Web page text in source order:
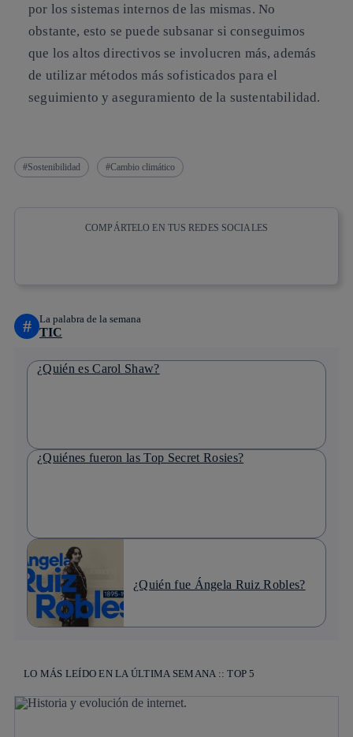
por los sistemas internos de las mismas. No
obstante, esto se puede subsanar si conseguimos
que los altos directivos se involucren más, además
de utilizar métodos más sofisticados para el
seguimiento y aseguramiento de la sustentabilidad.
Sostenibilidad Cambio climático
COMPÁRTELO EN TUS REDES SOCIALES
# La palabra de la semana
TIC
¿Quién es Carol Shaw?
¿Quiénes fueron las Top Secret Rosies?
¿Quién fue Ángela Ruiz Robles?
LO MÁS LEÍDO EN LA ÚLTIMA SEMANA :: TOP 5